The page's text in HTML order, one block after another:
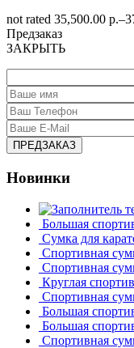
not rated 35,500.00 р.–
Предзаказ
ЗАКРЫТЬ
Новинки
Большая
Сумка для
Спортивная
Спортивная
Круглая
Спортивная
Большая
Большая
Спортивная